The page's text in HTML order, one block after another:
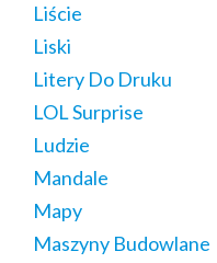
Liście
Liski
Litery Do Druku
LOL Surprise
Ludzie
Mandale
Mapy
Maszyny Budowlane